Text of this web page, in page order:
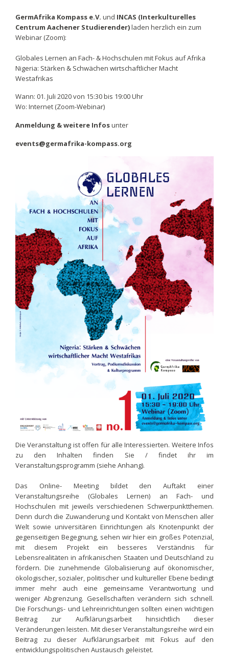
GermAfrika Kompass e.V. und INCAS (Interkulturelles
Centrum Aachener Studierender)laden herzlich ein zum
Webinar (Zoom):
Globales Lernen an Fach- & Hochschulen mit Fokus auf Afrika
Nigeria: Stärken & Schwächen wirtschaftlicher Macht
Westafrikas
Wann: 01. Juli 2020 von 15:30 bis 19:00 Uhr
Wo: Internet (Zoom-Webinar)
Anmeldung & weitere Infosunter
events@germafrika-kompass.org
Die Veranstaltung ist offen für alle Interessierten. Weitere Infos
zu den Inhalten finden Sie / findet ihr im
Veranstaltungsprogramm (siehe Anhang).
Das Online- Meeting bildet den Auftakt einer
Veranstaltungsreihe (Globales Lernen) an Fach- und
Hochschulen mit jeweils verschiedenen Schwerpunktthemen.
Denn durch die Zuwanderung und Kontakt von Menschen aller
Welt sowie universitären Einrichtungen als Knotenpunkt der
gegenseitigen Begegnung, sehen wir hier ein großes Potenzial,
mit diesem Projekt ein besseres Verständnis für
Lebensrealitäten in afrikanischen Staaten und Deutschland zu
fördern. Die zunehmende Globalisierung auf ökonomischer,
ökologischer, sozialer, politischer und kultureller Ebene bedingt
immer mehr auch eine gemeinsame Verantwortung und
weniger Abgrenzung. Gesellschaften verändern sich schnell.
Die Forschungs- und Lehreinrichtungen sollten einen wichtigen
Beitrag zur Aufklärungsarbeit hinsichtlich dieser
Veränderungen leisten. Mit dieser Veranstaltungsreihe wird ein
Beitrag zu dieser Aufklärungsarbeit mit Fokus auf den
entwicklungspolitischen Austausch geleistet.